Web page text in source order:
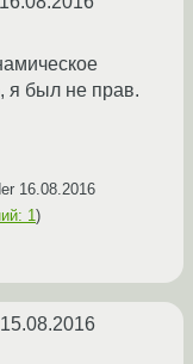
я был не прав.
16.08.2016
1)
15.08.2016